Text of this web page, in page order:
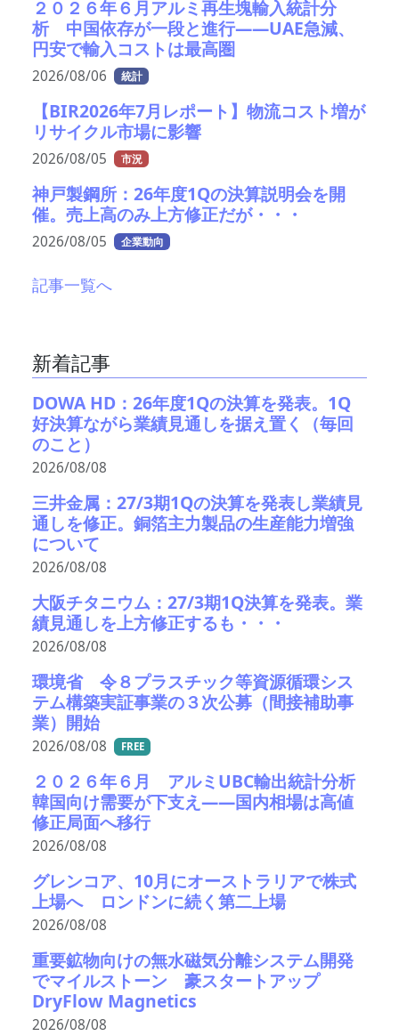
２０２６年６月アルミ再生塊輸入統計分
析 中国依存が一段と進行――UAE急減、
円安で輸入コストは最高圏
2026/08/06 統計
【BIR2026年7月レポート】物流コスト増が
リサイクル市場に影響
2026/08/05 市況
神戸製鋼所：26年度1Qの決算説明会を開
催。売上高のみ上方修正だが・・・
2026/08/05 企業動向
記事一覧へ
新着記事
DOWA HD：26年度1Qの決算を発表。1Q
好決算ながら業績見通しを据え置く（毎回
のこと）
2026/08/08
三井金属：27/3期1Qの決算を発表し業績見
通しを修正。銅箔主力製品の生産能力増強
について
2026/08/08
大阪チタニウム：27/3期1Q決算を発表。業
績見通しを上方修正するも・・・
2026/08/08
環境省 令８プラスチック等資源循環シス
テム構築実証事業の３次公募（間接補助事
業）開始
2026/08/08 FREE
２０２６年６月 アルミUBC輸出統計分析
韓国向け需要が下支え――国内相場は高値
修正局面へ移行
2026/08/08
グレンコア、10月にオーストラリアで株式
上場へ ロンドンに続く第二上場
2026/08/08
重要鉱物向けの無水磁気分離システム開発
でマイルストーン 豪スタートアップ
DryFlow Magnetics
2026/08/08